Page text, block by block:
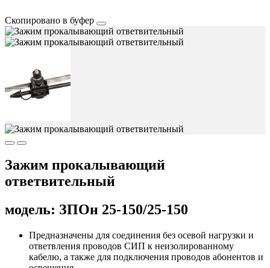
Скопировано в буфер
Зажим прокалывающий
ответвительный
модель: ЗПОн 25-150/25-150
Предназначены для соединения без осевой нагрузки и
ответвления проводов СИП к неизолированному
кабелю, а также для подключения проводов абонентов и